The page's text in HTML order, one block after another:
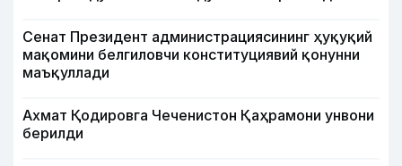
Сенат Президент администрациясининг ҳуқуқий
мақомини белгиловчи конституциявий қонунни
маъқуллади
Ахмат Қодировга Чеченистон Қаҳрамони унвони
берилди